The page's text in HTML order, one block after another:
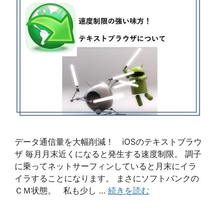
データ通信量を大幅削減！ iOSのテキストブラウ
ザ 毎月月末近くになると発生する速度制限。 調子
に乗ってネットサーフィンしていると月末にイラ
イラすることになります。 まさにソフトバンクの
ＣＭ状態。 私も少し … 続きを読む